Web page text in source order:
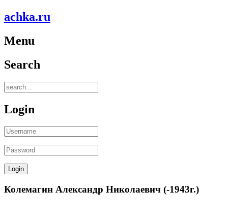
achka.ru
Menu
Search
Login
Колемагин Александр Николаевич (-1943г.)